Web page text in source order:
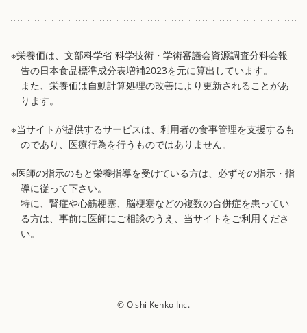
※栄養価は、文部科学省 科学技術・学術審議会資源調査分科会報
告の日本食品標準成分表増補2023を元に算出しています。
また、栄養価は自動計算処理の改善により更新されることがあ
ります。
※当サイトが提供するサービスは、利用者の食事管理を支援するも
のであり、医療行為を行うものではありません。
※医師の指示のもと栄養指導を受けている方は、必ずその指示・指
導に従って下さい。
特に、腎症や心筋梗塞、脳梗塞などの複数の合併症を患ってい
る方は、事前に医師にご相談のうえ、当サイトをご利用くださ
い。
© Oishi Kenko Inc.